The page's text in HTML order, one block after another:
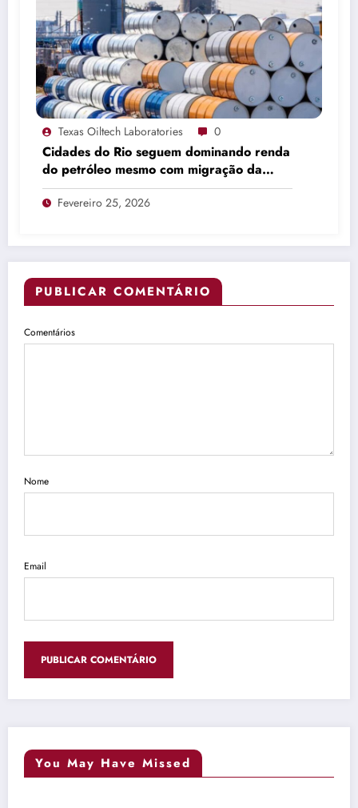
Texas Oiltech Laboratories 0
Cidades do Rio seguem dominando renda
do petróleo mesmo com migração da
produção
Fevereiro 25, 2026
PUBLICAR COMENTÁRIO
Comentários
Nome
Email
You May Have Missed